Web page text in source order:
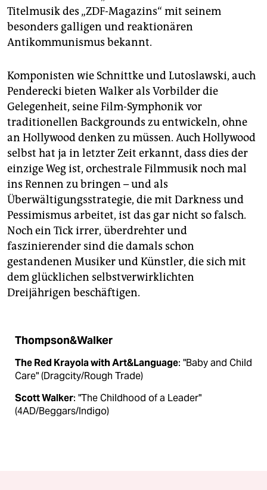
Titelmusik des „ZDF-Magazins“ mit seinem
besonders galligen und reaktionären
Antikommunismus bekannt.
Komponisten wie Schnittke und Lutoslawski, auch
Penderecki bieten Walker als Vorbilder die
Gelegenheit, seine Film-Symphonik vor
traditionellen Backgrounds zu entwickeln, ohne
an Hollywood denken zu müssen. Auch Hollywood
selbst hat ja in letzter Zeit erkannt, dass dies der
einzige Weg ist, orchestrale Filmmusik noch mal
ins Rennen zu bringen – und als
Überwältigungsstrategie, die mit Darkness und
Pessimismus arbeitet, ist das gar nicht so falsch.
Noch ein Tick irrer, überdrehter und
faszinierender sind die damals schon
gestandenen Musiker und Künstler, die sich mit
dem glücklichen selbstverwirklichten
Dreijährigen beschäftigen.
Thompson&Walker
The Red Krayola with Art&Language: "Baby and Child
Care" (Dragcity/Rough Trade)
Scott Walker: "The Childhood of a Leader"
(4AD/Beggars/Indigo)